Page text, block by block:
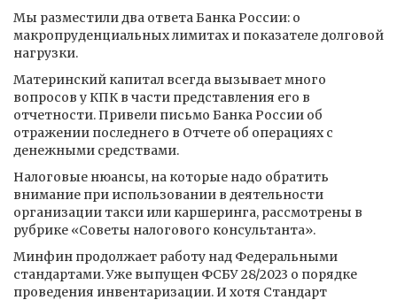
Мы разместили два ответа Банка России: о
макропруденциальных лимитах и показателе долговой
нагрузки.
Материнский капитал всегда вызывает много
вопросов у КПК в части представления его в
отчетности. Привели письмо Банка России об
отражении последнего в Отчете об операциях с
денежными средствами.
Налоговые нюансы, на которые надо обратить
внимание при использовании в деятельности
организации такси или каршеринга, рассмотрены в
рубрике «Советы налогового консультанта».
Минфин продолжает работу над Федеральными
стандартами. Уже выпущен ФСБУ 28/2023 о порядке
проведения инвентаризации. И хотя Стандарт